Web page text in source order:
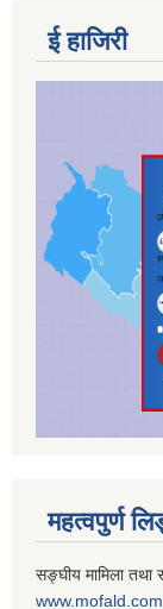
ई हाजिरी
महत्वपुर्ण
सङ्घीय मामिला तथा